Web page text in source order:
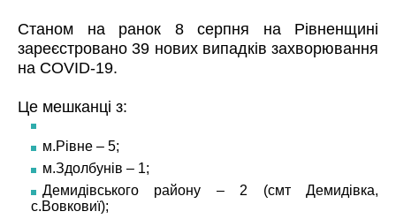
Станом на ранок 8 серпня на Рівненщині
зареєстровано 39 нових випадків захворювання
на COVID-19.
Це мешканці з:
м.Рівне – 5;
м.Здолбунів – 1;
Демидівського району – 2 (смт Демидівка,
с.Вовковиї);